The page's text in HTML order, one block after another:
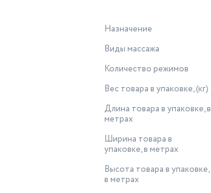
Назначение
Виды массажа
Количество режимов
Вес товара в упаковке, (кг)
Длина товара в упаковке, в
метрах
Ширина товара в
упаковке, в метрах
Высота товара в упаковке,
в метрах